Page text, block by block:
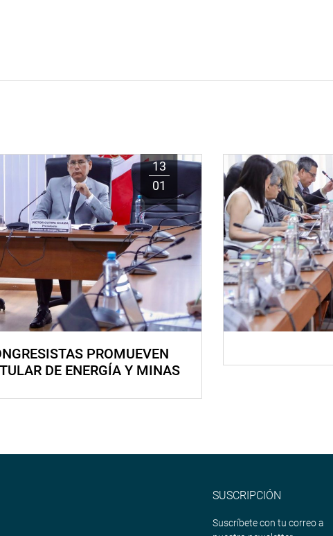
13
01
PROMUEVEN
DE ENERGÍA Y MINAS
SUSCRIPCIÓN
Suscríbete con tu correo a